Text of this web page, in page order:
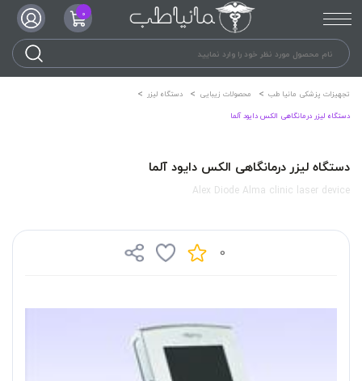
0
تجهیزات پزشکی مانیا طب محصولات زیبایی
دستگاه لیزر
دستگاه لیزر درمانگاهی الکس دایود آلما
دستگاه لیزر درمانگاهی الکس دایود آلما
Alex Diode Alma clinic laser device
0